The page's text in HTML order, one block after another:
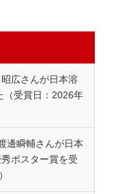
広さんが日本溶
（受賞日：2026年
邊瞬輔さんが日本
ポスター賞を受